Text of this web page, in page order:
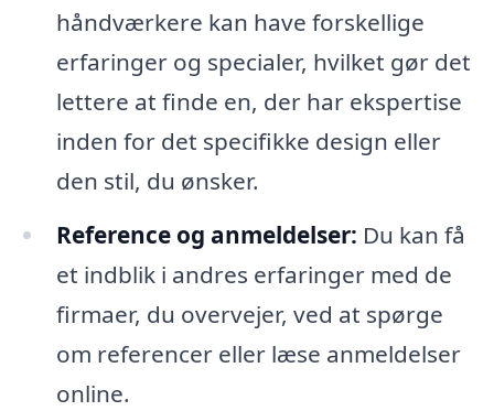
håndværkere kan have forskellige
erfaringer og specialer, hvilket gør det
lettere at finde en, der har ekspertise
inden for det specifikke design eller
den stil, du ønsker.
Reference og anmeldelser: Du kan få
et indblik i andres erfaringer med de
firmaer, du overvejer, ved at spørge
om referencer eller læse anmeldelser
online.